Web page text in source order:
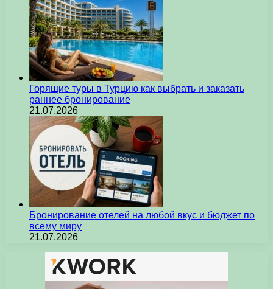
Горящие туры в Турцию как выбрать и заказать
раннее бронирование
21.07.2026
Бронирование отелей на любой вкус и бюджет по
всему миру
21.07.2026